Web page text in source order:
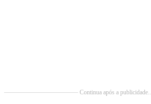
Continua após a publicidade..